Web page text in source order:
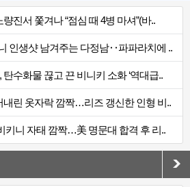
진서 쫓겨나 “점심 때 4병 마셔”(바..
인생샷 남겨주는 다정남‥파파라치에 ..
수화물 끊고 끈 비니키 소화 ‘역대급..
내린 옷자락 깜짝…리즈 갱신한 인형 비..
키니 자태 깜짝…美 명문대 합격 후 리..